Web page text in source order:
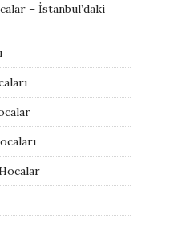
– İstanbul’daki